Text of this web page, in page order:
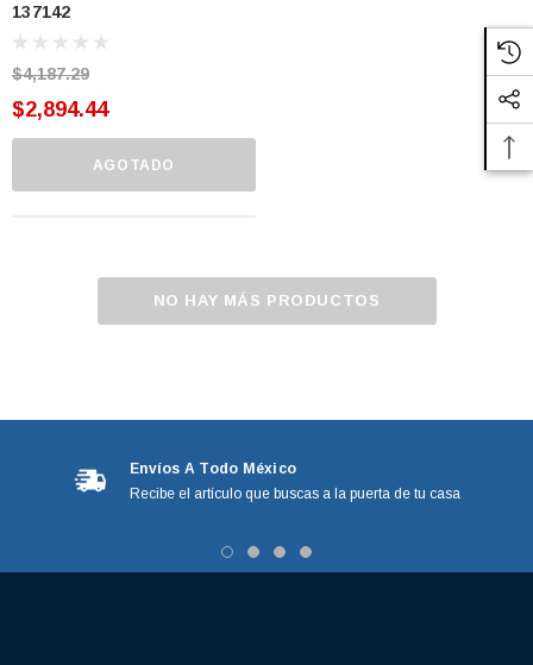
MILWAUKEE (137142)
137142
$4,187.29
$2,894.44
AGOTADO
NO HAY MÁS PRODUCTOS
Envíos A Todo México
Recibe el artículo que buscas a la puerta de tu casa